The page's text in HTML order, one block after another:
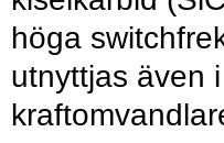
höga
utnyttjas även